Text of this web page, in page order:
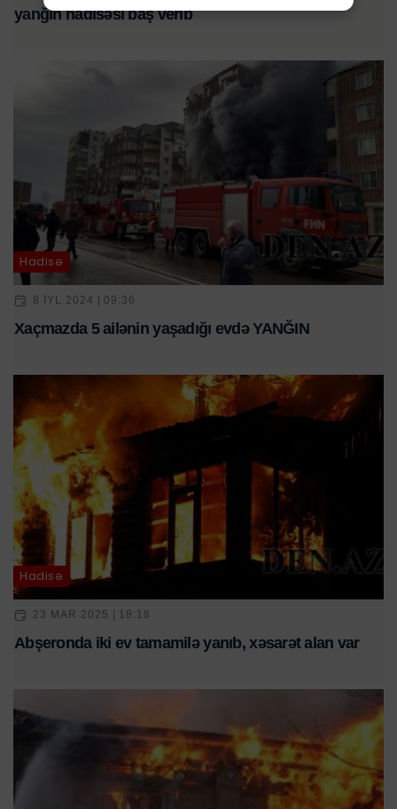
yanğın hadisəsi baş verib
Hadisə
8 IYL 2024 | 09:36
Xaçmazda 5 ailənin yaşadığı evdə YANĞIN
Hadisə
23 MAR 2025 | 18:18
Abşeronda iki ev tamamilə yanıb, xəsarət alan var